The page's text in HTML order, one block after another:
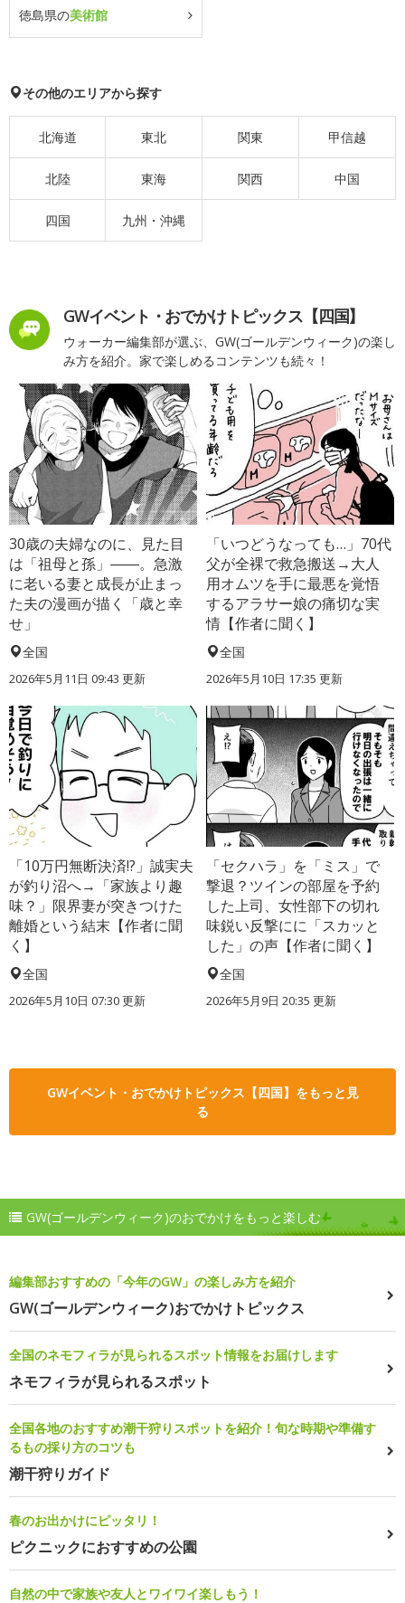
徳島県の美術館
その他のエリアから探す
北海道 東北 関東 甲信越
北陸 東海 関西 中国
四国 九州・沖縄
GWイベント・おでかけトピックス【四国】
ウォーカー編集部が選ぶ、GW(ゴールデンウィーク)の楽し
み方を紹介。家で楽しめるコンテンツも続々！
30歳の夫婦なのに、見た目
は「祖母と孫」――。急激
に老いる妻と成長が止まっ
た夫の漫画が描く「歳と幸
せ」
全国
2026年5月11日 09:43 更新
「いつどうなっても…」70代
父が全裸で救急搬送→大人
用オムツを手に最悪を覚悟
するアラサー娘の痛切な実
情【作者に聞く】
全国
2026年5月10日 17:35 更新
「10万円無断決済!?」誠実夫
が釣り沼へ→「家族より趣
味？」限界妻が突きつけた
離婚という結末【作者に聞
く】
全国
2026年5月10日 07:30 更新
「セクハラ」を「ミス」で
撃退？ツインの部屋を予約
した上司、女性部下の切れ
味鋭い反撃にに「スカッと
した」の声【作者に聞く】
全国
2026年5月9日 20:35 更新
GWイベント・おでかけトピックス【四国】をもっと見
る
GW(ゴールデンウィーク)のおでかけをもっと楽しむ
編集部おすすめの「今年のGW」の楽しみ方を紹介
GW(ゴールデンウィーク)おでかけトピックス
全国のネモフィラが見られるスポット情報をお届けします
ネモフィラが見られるスポット
全国各地のおすすめ潮干狩りスポットを紹介！旬な時期や準備す
るもの採り方のコツも
潮干狩りガイド
春のお出かけにピッタリ！
ピクニックにおすすめの公園
自然の中で家族や友人とワイワイ楽しもう！